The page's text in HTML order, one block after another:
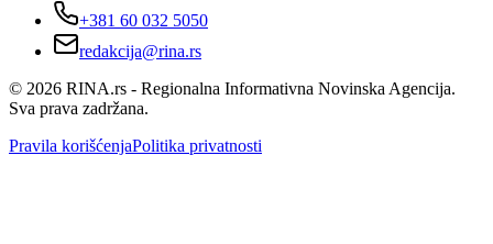
+381 60 032 5050
redakcija@rina.rs
© 2026 RINA.rs - Regionalna Informativna Novinska Agencija.
Sva prava zadržana.
Pravila korišćenjaPolitika privatnosti